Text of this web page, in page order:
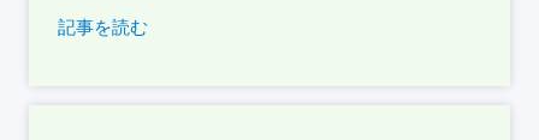
記事を読む